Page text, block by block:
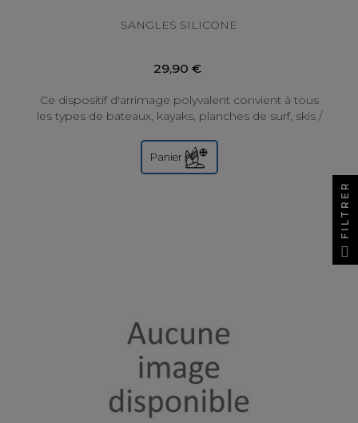
SANGLES SILICONE
29,90 €
Ce dispositif d'arrimage polyvalent convient à tous
les types de bateaux, kayaks, planches de surf, skis /
Panier
FILTRER